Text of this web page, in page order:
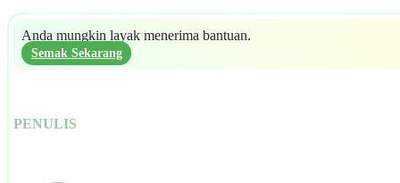
Anda mungkin layak menerima bantuan.
Semak Sekarang
PENULIS